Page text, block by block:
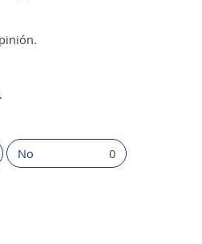
No 0